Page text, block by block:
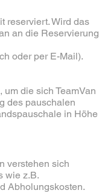
reserviert. Wird das
an die Reservierung
oder per E-Mail).
die sich TeamVan
des pauschalen
in Höhe
verstehen sich
wie z.B.
Abholungskosten.